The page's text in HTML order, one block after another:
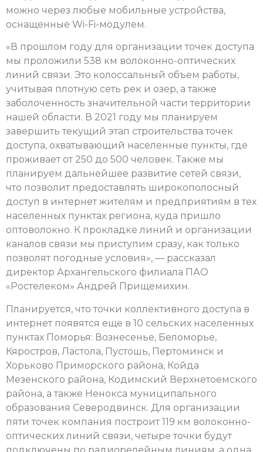
можно через любые мобильные устройства,
оснащенные Wi-Fi-модулем.
«В прошлом году для организации точек доступа
мы проложили 538 км волоконно-оптических
линий связи. Это колоссальный объем работы,
учитывая плотную сеть рек и озер, а также
заболоченность значительной части территории
нашей области. В 2021 году мы планируем
завершить текущий этап строительства точек
доступа, охватывающий населенные пункты, где
проживает от 250 до 500 человек. Также мы
планируем дальнейшее развитие сетей связи,
что позволит предоставлять широкополосный
доступ в интернет жителям и предприятиям в тех
населенных пунктах региона, куда пришло
оптоволокно. К прокладке линий и организации
каналов связи мы приступим сразу, как только
позволят погодные условия», — рассказал
директор Архангельского филиала ПАО
«Ростелеком» Андрей Прищемихин.
Планируется, что точки коллективного доступа в
интернет появятся еще в 10 сельских населенных
пунктах Поморья: Вознесенье, Беломорье,
Кяростров, Ластола, Пустошь, Пертоминск и
Хорьково Приморского района, Койда
Мезенского района, Кодимский Верхнетоемского
района, а также Ненокса муниципального
образования Северодвинск. Для организации
пяти точек компания построит 119 км волоконно-
оптических линий связи, четыре точки будут